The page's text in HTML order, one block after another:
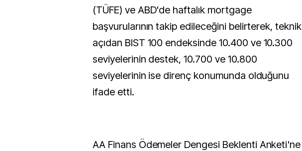
(TÜFE) ve ABD'de haftalık mortgage
başvurularının takip edileceğini belirterek, teknik
açıdan BIST 100 endeksinde 10.400 ve 10.300
seviyelerinin destek, 10.700 ve 10.800
seviyelerinin ise direnç konumunda olduğunu
ifade etti.
AA Finans Ödemeler Dengesi Beklenti Anketi'ne